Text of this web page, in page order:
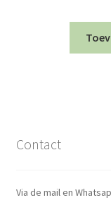
Contact
Via de mail en